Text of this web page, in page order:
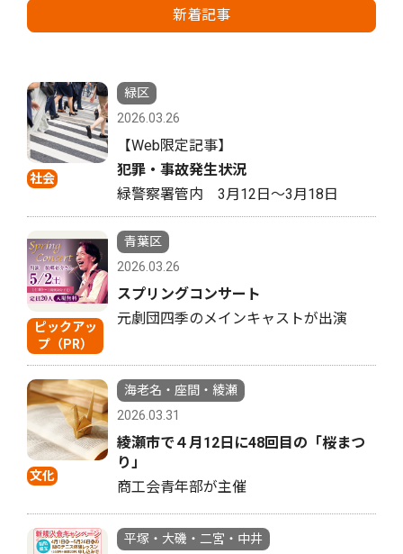
新着記事
社会
緑区
2026.03.26
【Web限定記事】
犯罪・事故発生状況
緑警察署管内 3月12日〜3月18日
ピックアッ
プ（PR）
青葉区
2026.03.26
スプリングコンサート
元劇団四季のメインキャストが出演
文化
海老名・座間・綾瀬
2026.03.31
綾瀬市で４月12日に48回目の「桜まつ
り」
商工会青年部が主催
平塚・大磯・二宮・中井